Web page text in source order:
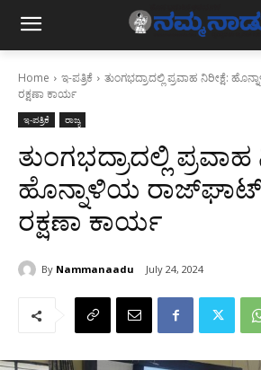
Home ಇ-ಪತ್ರಿಕೆ
ತುಂಗಭದ್ರಾದಲ್ಲಿ ಪ್ರವಾಹ ನಿರೀಕ್ಷೆ:
ರಕ್ಷಣಾ ಕಾರ್ಯ
ಇ-ಪತ್ರಿಕೆ ರಾಜ್ಯ
ತುಂಗಭದ್ರಾದಲ್ಲಿ ಪ್ರವಾಹ
ಹೊನ್ನಾಳಿಯ
ರಕ್ಷಣಾ ಕಾರ್ಯ
By Nammanaadu July 24, 2024